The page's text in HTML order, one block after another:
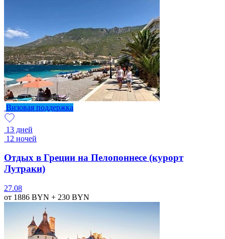
Визовая поддержка
13 дней
12 ночей
Отдых в Греции на Пелопоннесе (курорт
Лутраки)
27.08
от 1886 BYN + 230 BYN